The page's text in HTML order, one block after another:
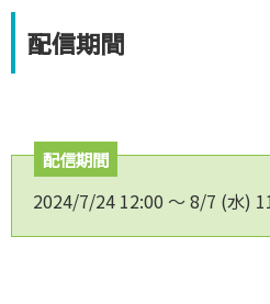
配信期間
配信期間
2024/7/24 12:00 ～ 8/7 (水)